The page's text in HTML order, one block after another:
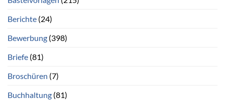
Berichte (24)
Bewerbung (398)
Briefe (81)
Broschüren (7)
Buchhaltung (81)